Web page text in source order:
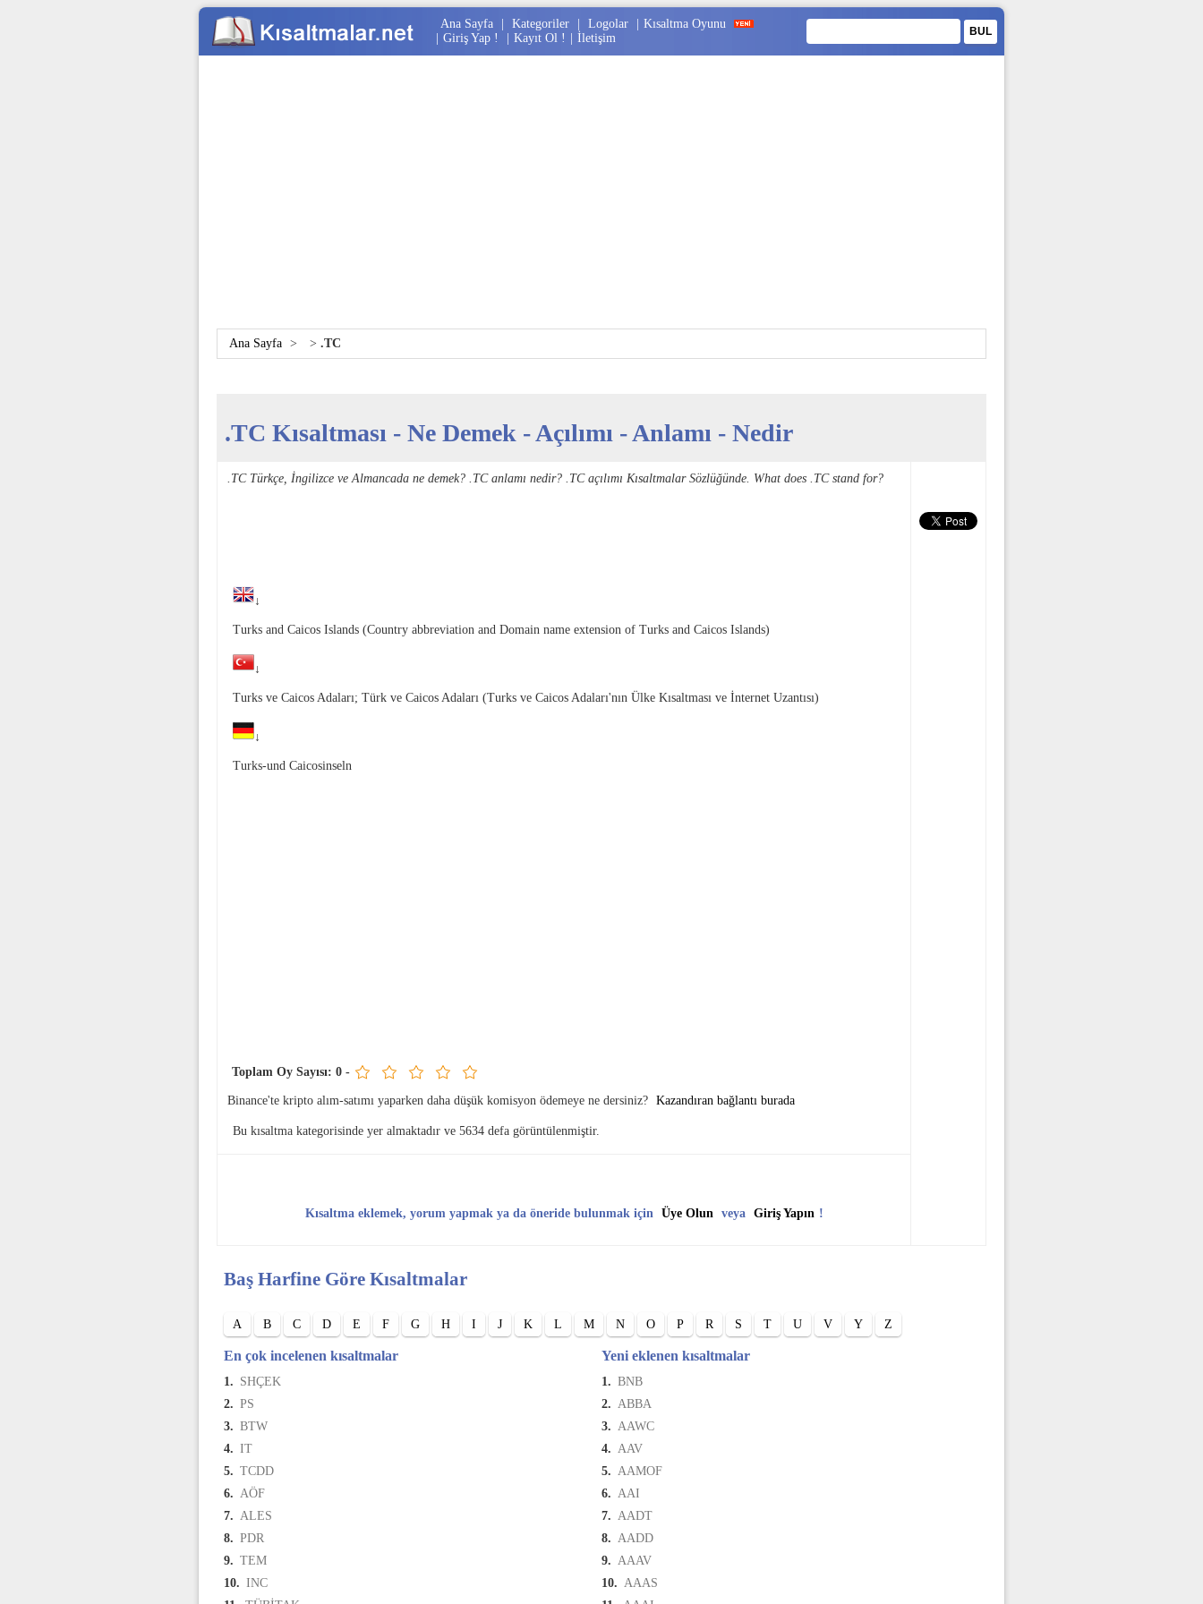
Ana Sayfa Kategoriler Logolar
Kısaltma Oyunu
Giriş Yap ! Kayıt Ol ! İletişim
Ana Sayfa > > .TC
.TC Kısaltması - Ne Demek - Açılımı - Anlamı - Nedir
.TC Türkçe, İngilizce ve Almancada ne demek? .TC anlamı nedir? .TC açılımı Kısaltmalar Sözlüğünde. What does .TC stand for?
↓
Turks and Caicos Islands (Country abbreviation and Domain name extension of Turks and Caicos Islands)
↓
Turks ve Caicos Adaları; Türk ve Caicos Adaları (Turks ve Caicos Adaları'nın Ülke Kısaltması ve İnternet Uzantısı)
↓
Turks-und Caicosinseln
Toplam Oy Sayısı: 0 -
Binance'te kripto alım-satımı yaparken daha düşük komisyon ödemeye ne dersiniz? Kazandıran bağlantı burada
Bu kısaltma kategorisinde yer almaktadır ve 5634 defa görüntülenmiştir.
Kısaltma eklemek, yorum yapmak ya da öneride bulunmak için Üye Olun veya Giriş Yapın !
Baş Harfine Göre Kısaltmalar
A B C D E F G H I J K L M N O P R S T U V Y Z
En çok incelenen kısaltmalar
1. SHÇEK
2. PS
3. BTW
4. IT
5. TCDD
6. AÖF
7. ALES
8. PDR
9. TEM
10. INC
Yeni eklenen kısaltmalar
1. BNB
2. ABBA
3. AAWC
4. AAV
5. AAMOF
6. AAI
7. AADT
8. AADD
9. AAAV
10. AAAS